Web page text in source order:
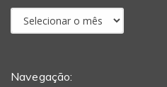
Navegação: